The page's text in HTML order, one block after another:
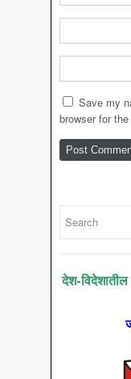
Save my
browser for
देश-विदेशातील